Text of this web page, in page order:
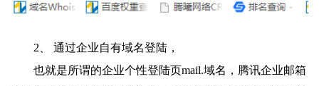
2、 通过企业自有域名登陆，
也就是所谓的企业个性登陆页mail.域名，腾讯企业邮箱